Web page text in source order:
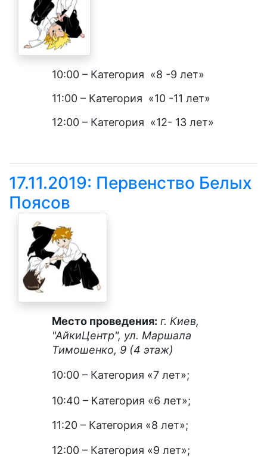
10:00 – Категория «8 -9 лет»
11:00 – Категория «10 -11 лет»
12:00 – Категория «12- 13 лет»
17.11.2019: Первенство Белых
Поясов
Место проведения: г. Киев,
"АйкиЦентр", ул. Маршала
Тимошенко, 9 (4 этаж)
10:00 – Категория «7 лет»;
10:40 – Категория «6 лет»;
11:20 – Категория «8 лет»;
12:00 – Категория «9 лет»;